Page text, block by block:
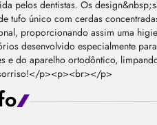
para alternar entre ativado e